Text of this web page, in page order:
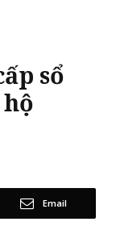
sổ
Email